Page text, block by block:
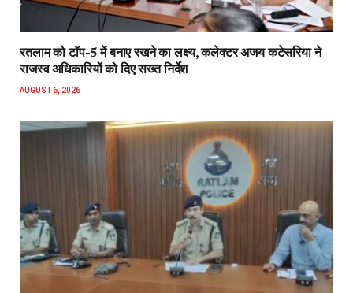
रतलाम को टॉप-5 में बनाए रखने का लक्ष्य, कलेक्टर अजय कटेसरिया ने
राजस्व अधिकारियों को दिए सख्त निर्देश
AUGUST 6, 2026